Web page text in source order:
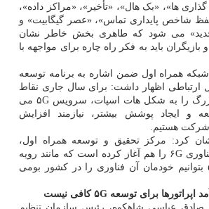
ها»، «بک هال»، «تأخیر»، «مراکز داده»،
شاخص پایداری تماس»، «عصر گیگابیت» و
جدید» می شود که طاهری بخش خاطر نشان
باید به فکر راه چاره برای مواجهه با
همراه اول ضمن اشاره به برنامه توسعه
ارتباطی اظهار داشت: برای سال جاری نقاط
پر ترافیک شهرهای بزرگ را به شکل هات اسپات، سرویس ۵G می
و ایجاد پوشش بیشتر، نیازمند افزایش
شرکت هستیم.
کرد: مرکز تحقیق و توسعه همراه اول،
مطالعات و شناخت فناوری ۶G را هم آغاز کرده است که مانند رویه
مواجهه با فناوری ۵G بتوانیم خودمان آن فناوری را در کشور بومی
اپراتورها برای توسعه
۵G
کافی نیست